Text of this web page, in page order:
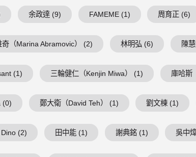
余政達 (9) FAMEME (1) 周育正 (6)
（Marina Abramovic） (2) 林明弘 (6) 陳
(1) 三輪健仁（Kenjin Miwa） (1) 庫哈斯
(0) 鄭大衛（David Teh） (1) 劉文棟 (1)
(2) 田中能 (1) 謝典銘 (1) 吳中